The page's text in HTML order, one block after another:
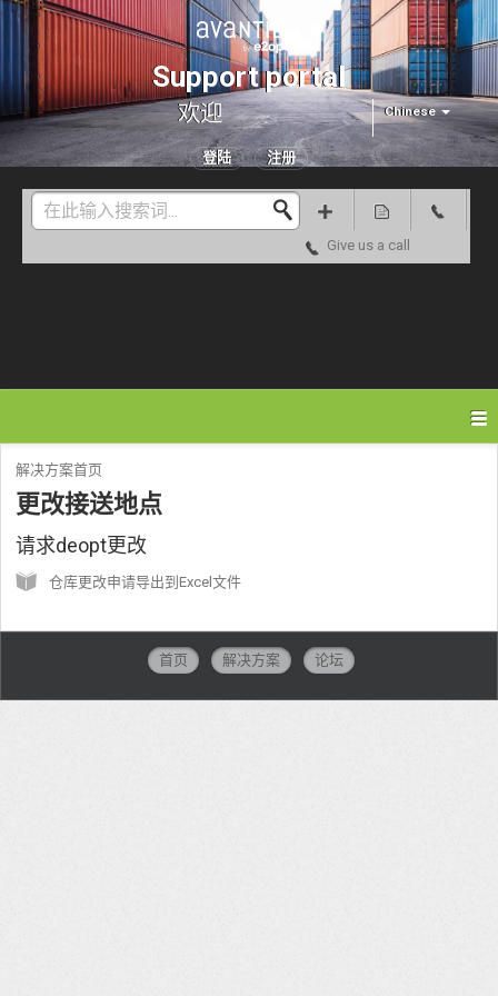
Support portal
Chinese
欢迎
登陆 注册
Give us a call
解决方案首页
更改接送地点
请求deopt更改
仓库更改申请导出到Excel文件
首页 解决方案 论坛